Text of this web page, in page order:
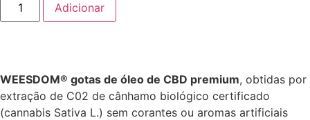
Adicionar
WEESDOM® gotas de óleo de CBD premium, obtidas por
extração de C02 de cânhamo biológico certificado
(cannabis Sativa L.) sem corantes ou aromas artificiais